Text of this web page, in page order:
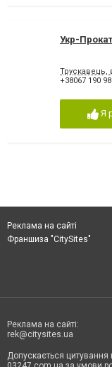
Укр-Прокат
Трускавець,
+38067 190
Я
Реклама на сайті
Франшиза "CitySites"
Реклама на сайті:
rek@citysites.ua
Допускається цитування